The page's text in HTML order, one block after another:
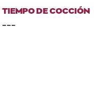
TIEMPO DE COCCIÓN
---